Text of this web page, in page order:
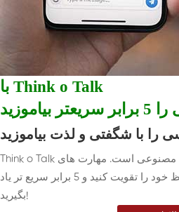
با Think o Talk
Think o Talk یک معلم زبان مجهز به هوش مصنوعی است. مهارت های
گفتاری، شنیداری، نوشتن و تلفظ خود را تقویت کنید و 5 برابر سریع تر یاد
بگیرید!